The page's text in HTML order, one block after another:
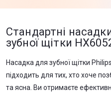
Стандартні
зубної щітки
Насадка для зубної щітки
підходить для тих, хто хоче
та ясна. Ви отримаєте